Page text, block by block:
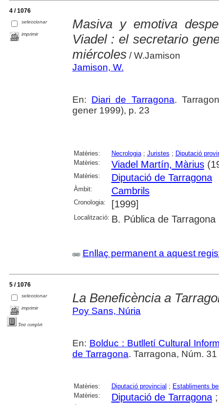
4 / 1076
seleccionar
imprimir
Masiva y emotiva
Viadel : el secretario
miércoles/ W.Jamison
Jamison, W.
En: Diari de Tarragona.
gener 1999), p. 23
Matèries: Necrologia; Juristes ; Diputació
Matèries:
Viadel Martín, Màrius
Matèries: Diputació de Tarragona
Àmbit: Cambrils
Cronologia: [1999]
Localització: B. Pública de Tarragona
Enllaç permanent a aquest
5 / 1076
seleccionar
imprimir
Text complet
La Beneficència a
Poy Sans, Núria
En: Bolduc : Butlletí Cultural
de Tarragona. Tarragona, Núm.
Matèries: Diputació provincial ; Establiments
Matèries:
Diputació de Tarragona